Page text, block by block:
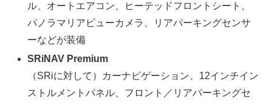
ル、オートエアコン、ヒーテッドフロントシート、
パノラマリアビューカメラ、リアパーキングセンサ
ーなどが装備
SRiNAV Premium
（SRiに対して）カーナビゲーション、12インチイン
ストルメントパネル、フロント／リアパーキングセ